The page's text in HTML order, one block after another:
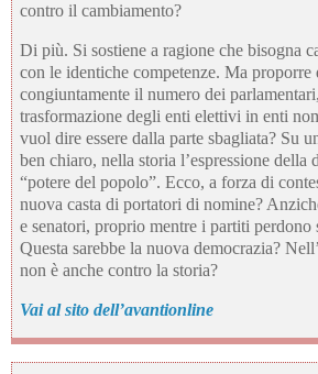
contro il cambiamento?
Di più. Si sostiene a ragione che bisogna
con le identiche competenze. Ma
congiuntamente il numero dei
trasformazione degli enti elettivi in enti
vuol dire essere dalla parte sbagliata? Su
ben chiaro, nella storia l’espressione
“potere del popolo”. Ecco, a forza di
nuova casta di portatori di nomine?
e senatori, proprio mentre i partiti perdono
Questa sarebbe la nuova democrazia?
non è anche contro la storia?
Vai al sito dell’avantionline